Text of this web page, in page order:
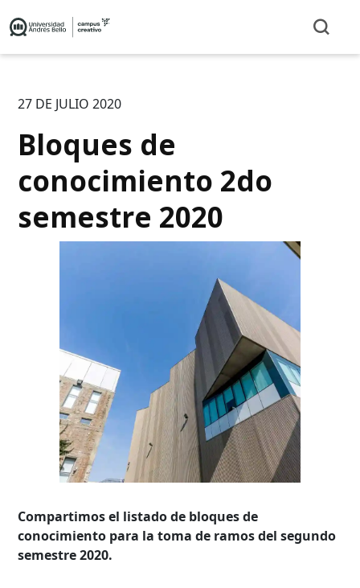
27 DE JULIO 2020
Bloques de
conocimiento 2do
semestre 2020
Compartimos el listado de bloques de
conocimiento para la toma de ramos del segundo
semestre 2020.